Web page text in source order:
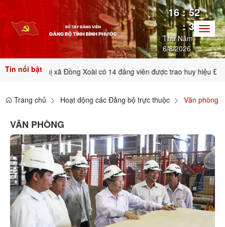
16 : 52
: 39
Thứ Năm,
6/8/2026
Toggle
Tin nổi bật
bộ thị xã Đồng Xoài có 14 đảng viên được trao huy hiệu Đảng
Trang chủ Hoạt động các Đảng bộ trực thuộc Văn phòng
VĂN PHÒNG